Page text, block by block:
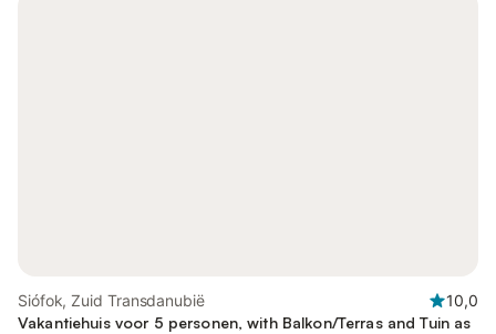
Siófok, Zuid Transdanubië
10,0
Vakantiehuis voor 5 personen, with Balkon/Terras and Tuin as